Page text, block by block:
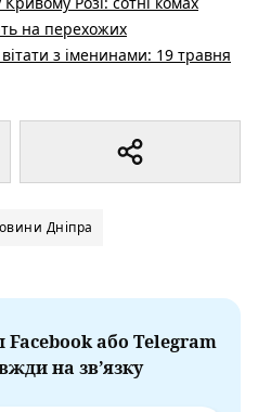
на перехожих
вітати з іменинами: 19 травня
Дніпра
або Telegram
на зв’язку